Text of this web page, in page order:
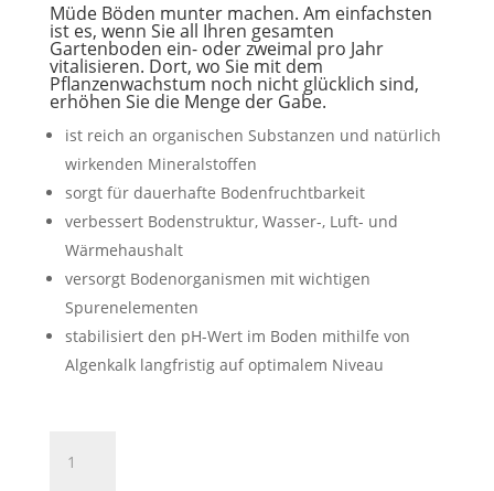
Müde Böden munter machen. Am einfachsten
ist es, wenn Sie all Ihren gesamten
Gartenboden ein- oder zweimal pro Jahr
vitalisieren. Dort, wo Sie mit dem
Pflanzenwachstum noch nicht glücklich sind,
erhöhen Sie die Menge der Gabe.
ist reich an organischen Substanzen und natürlich
wirkenden Mineralstoffen
sorgt für dauerhafte Bodenfruchtbarkeit
verbessert Bodenstruktur, Wasser-, Luft- und
Wärmehaushalt
versorgt Bodenorganismen mit wichtigen
Spurenelementen
stabilisiert den pH-Wert im Boden mithilfe von
Algenkalk langfristig auf optimalem Niveau
OSCORNA